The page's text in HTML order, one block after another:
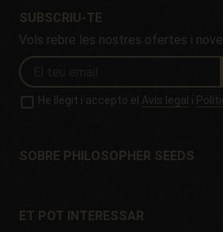
SUBSCRIU-TE
Vols rebre les nostres ofertes i
He llegit i accepto el Avís legal i
SOBRE PHILOSOPHER SEEDS
Situació i Contacte
ET POT INTERESSAR